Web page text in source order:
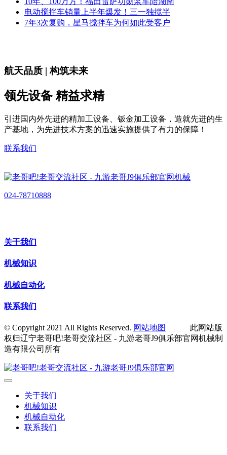
电动搅拌车销量上半年爆发！三一独揽半
7年3次复购，星马搅拌车为何如此受客户
航天品质 | 构筑未来
领先设备 精益求精
引进国内外先进的精加工设备、钣金加工设备，造就先进的生
产基地，为先进技术方案的迅速实施提供了有力的保障！
联系我们
024-78710888
关于我们
机械知识
机械自动化
联系我们
© Copyright 2021 All Rights Reserved. 网站地图
此网站版
权归辽宁老哥吧!老哥交流社区 - 九游老哥J9俱乐部官网机械制
造有限公司所有
关于我们
机械知识
机械自动化
联系我们